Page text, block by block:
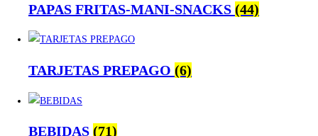
PAPAS FRITAS-MANI-SNACKS (44)
TARJETAS PREPAGO (6)
BEBIDAS (71)